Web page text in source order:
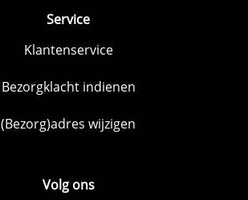
Service
Klantenservice
Bezorgklacht indienen
(Bezorg)adres wijzigen
Volg ons